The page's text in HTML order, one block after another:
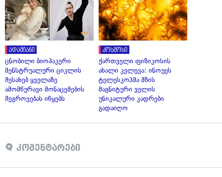
ადამიანი
ცნობილი ბიოჰაკერი
მენსტრუალური ციკლის
შესახებ ყველაზე
ამომწურავი მონაცემების
შეგროვებას იწყებს
კოსმოსი
ქართველი ფიზიკოსის
ახალი კვლევა: ინოუეს
ტელესკოპმა მზის
მაგნიტური ველის
უნიკალური კადრები
გადაიღო
კომენტარები